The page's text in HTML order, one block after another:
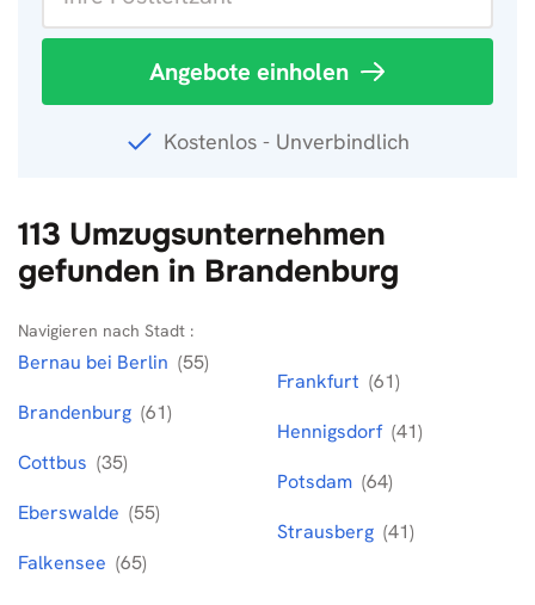
Angebote einholen
Kostenlos - Unverbindlich
113 Umzugsunternehmen
gefunden in Brandenburg
Navigieren nach Stadt :
Bernau bei Berlin (55)
Brandenburg (61)
Cottbus (35)
Eberswalde (55)
Falkensee (65)
Frankfurt (61)
Hennigsdorf (41)
Potsdam (64)
Strausberg (41)